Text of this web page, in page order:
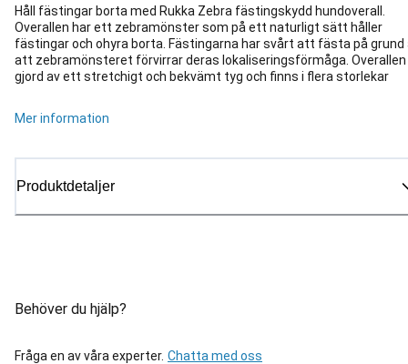
Håll fästingar borta med Rukka Zebra fästingskydd hundoverall.
Overallen har ett zebramönster som på ett naturligt sätt håller
fästingar och ohyra borta. Fästingarna har svårt att fästa på grund
att zebramönsteret förvirrar deras lokaliseringsförmåga. Overallen
gjord av ett stretchigt och bekvämt tyg och finns i flera storlekar
Mer information
Produktdetaljer
Behöver du hjälp?
Fråga en av våra experter. Chatta med oss